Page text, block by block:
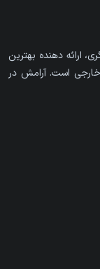
ارائه دهنده بهترین
خارجی است. آرامش در